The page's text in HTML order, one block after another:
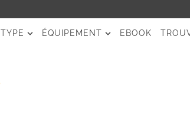
TYPE ÉQUIPEMENT EBOOK